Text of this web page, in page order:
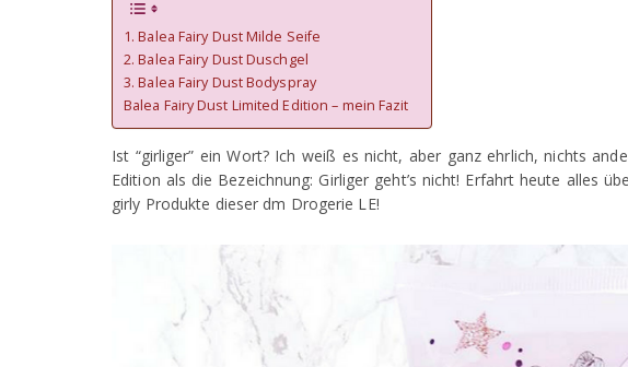
1. Balea Fairy Dust Milde Seife
2. Balea Fairy Dust Duschgel
3. Balea Fairy Dust Bodyspray
Balea Fairy Dust Limited Edition – mein Fazit
Ist “girliger” ein Wort? Ich weiß es nicht, aber ganz ehrlich, nichts
Edition als die Bezeichnung: Girliger geht’s nicht! Erfahrt heute alles
girly Produkte dieser dm Drogerie LE!